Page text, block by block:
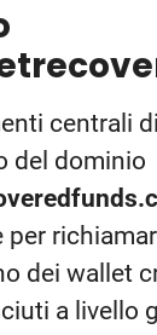
centrali
del dominio
dei wallet
a livello